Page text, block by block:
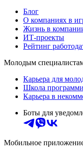
Блог
О компаниях в
Жизнь в
ИТ-проекты
Рейтинг
Молодым
Карьера для
Школа
Карьера в
Боты для
Мобильное